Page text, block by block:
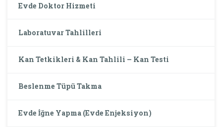
Evde Doktor Hizmeti
Laboratuvar Tahlilleri
Kan Tetkikleri & Kan Tahlili – Kan Testi
Beslenme Tüpü Takma
Evde İğne Yapma (Evde Enjeksiyon)